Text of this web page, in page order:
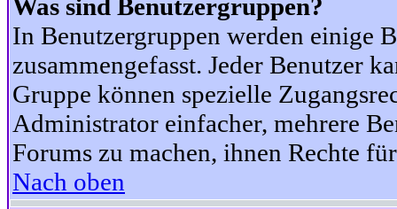
Was sind Benutzergruppen?
In Benutzergruppen werden einige
zusammengefasst. Jeder Benutzer
Gruppe können spezielle
Administrator einfacher, mehrere
Forums zu machen, ihnen Rechte
Nach oben